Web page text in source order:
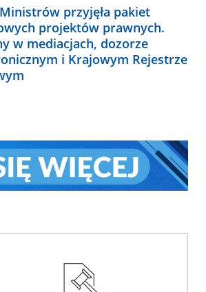
przyjęła pakiet
projektów prawnych.
w mediacjach, dozorze
i Krajowym Rejestrze